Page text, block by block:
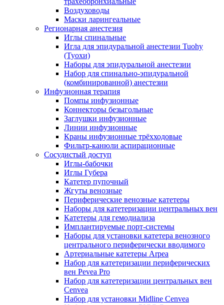
Воздуховоды
Маски ларингеальные
Регионарная анестезия
Иглы спинальные
Игла для эпидуральной анестезии Tuohy
(Туохи)
Наборы для эпидуральной анестезии
Набор для спинально-эпидуральной
(комбинированной) анестезии
Инфузионная терапия
Помпы инфузионные
Коннекторы безыгольные
Заглушки инфузионные
Линии инфузионные
Краны инфузионные трёхходовые
Фильтр-канюли аспирационные
Сосудистый доступ
Иглы-бабочки
Иглы Губера
Катетер пупочный
Жгуты венозные
Периферические венозные катетеры
Наборы для катетеризации центральных вен
Катетеры для гемодиализа
Имплантируемые порт‑системы
Наборы для установки катетера венозного
центрального периферически вводимого
Артериальные катетеры Arpea
Набор для катетеризации периферических
вен Pevea Pro
Набор для катетеризации центральных вен
Cenvea
Набор для установки Midline Cenvea